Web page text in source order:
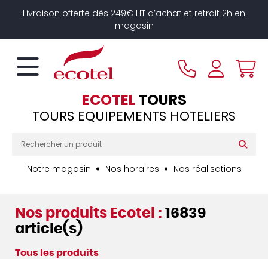
Livraison offerte dès 249€ HT d’achat et retrait 2h en
magasin
ECOTELTOURS
TOURS EQUIPEMENTS HOTELIERS
Notre magasin Nos horaires Nos réalisations
Nos produits Ecotel : 16839
article(s)
Tous les produits
Panneau de gestion des cookies